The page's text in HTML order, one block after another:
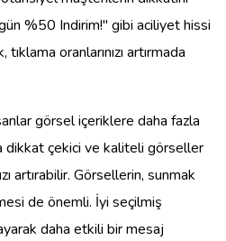
%50 Indirim!" gibi aciliyet hissi
oranlarınızı artırmada
görsel içeriklere daha fazla
dikkat çekici ve kaliteli görseller
artırabilir. Görsellerin, sunmak
de önemli. İyi seçilmiş
daha etkili bir mesaj